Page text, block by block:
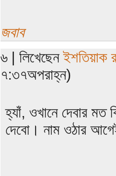
জবাব
৬ | লিখেছেনইশতিয়াক
৭:৩৭অপরাহ্ন)
হ্যাঁ, ওখানে দেবার
দেবো। নাম ওঠার